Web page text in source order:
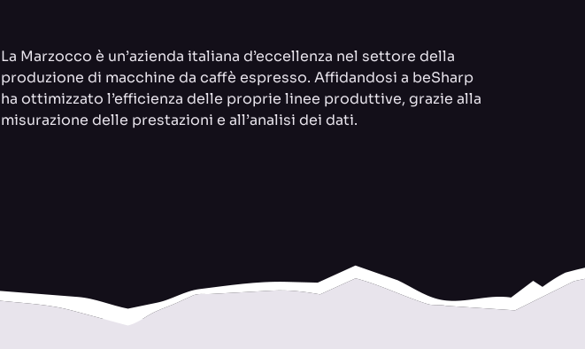
La Marzocco è un’azienda italiana d’eccellenza nel settore della
produzione di macchine da caffè espresso. Affidandosi a beSharp
ha ottimizzato l’efficienza delle proprie linee produttive, grazie alla
misurazione delle prestazioni e all’analisi dei dati.